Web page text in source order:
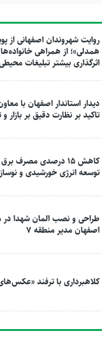
همدلی»؛ از همراهی
اثرگذاری بیشتر تبلیغات
دیدار استاندار اصفهان با
تاکید بر نظارت دقیق بر بازار
توسعه انرژی خورشیدی و
طراحی و نصب المان شهدا
اصفهان مدیر منطقه ۷
کلاهبرداری با ترفند